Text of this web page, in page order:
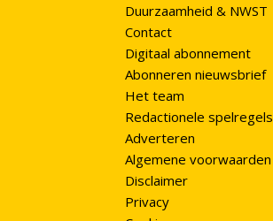
Duurzaamheid & NWST
Contact
Digitaal abonnement
Abonneren nieuwsbrief
Het team
Redactionele spelregels
Adverteren
Algemene voorwaarden
Disclaimer
Privacy